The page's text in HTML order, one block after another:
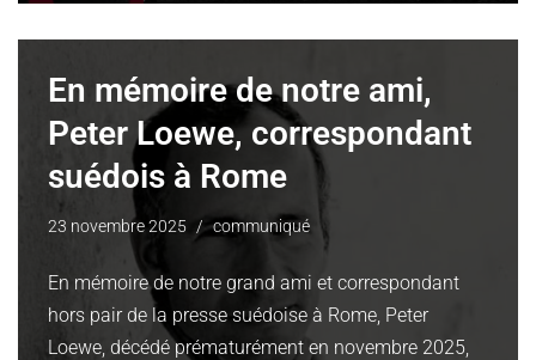
En mémoire de notre ami,
Peter Loewe, correspondant
suédois à Rome
23 novembre 2025 communiqué
En mémoire de notre grand ami et correspondant
hors pair de la presse suédoise à Rome, Peter
Loewe, décédé prématurément en novembre 2025,